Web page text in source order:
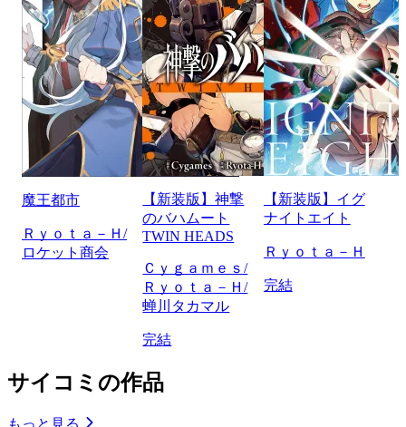
魔王都市
Ｒｙｏｔａ－Ｈ/
ロケット商会
【新装版】神撃
のバハムート
TWIN HEADS
Ｃｙｇａｍｅｓ/
Ｒｙｏｔａ－Ｈ/
蝉川タカマル
完結
【新装版】イグ
ナイトエイト
Ｒｙｏｔａ－Ｈ
完結
サイコミの作品
もっと見る